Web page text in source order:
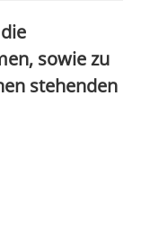
sowie zu
stehenden